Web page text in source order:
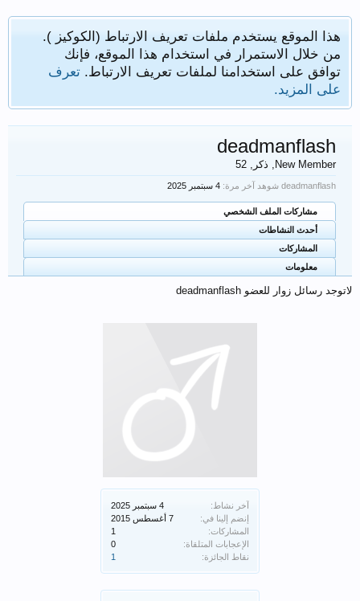
هذا الموقع يستخدم ملفات تعريف الارتباط (الكوكيز ).
من خلال الاستمرار في استخدام هذا الموقع، فإنك
توافق على استخدامنا لملفات تعريف الارتباط. تعرف
على المزيد.
آخر نشاط:
إنضم إلينا في:
المشاركات:
1
الإعجابات المتلقاة:
0
نقاط الجائزة:
1
deadmanflash
New Member , ذكر, 52
deadmanflash شوهد آخر مرة:
مشاركات الملف الشخصي
أحدث النشاطات
المشاركات
معلومات
لاتوجد رسائل زوار للعضو deadmanflash